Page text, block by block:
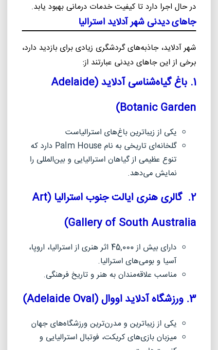
در حال اجرا دارد تا کیفیت خدمات درمانی بهبود یابد.
جاهای دیدنی شهر آدلاید استرالیا
شهر آدلاید، جاذبه‌های گردشگری زیادی برای بازدید دارد،
برخی از این جاهای دیدنی عبارتند از:
1. باغ گیاه‌شناسی آدلاید (
Adelaide
Botanic Garden
)
یکی از زیباترین باغ‌های استرالیاست
گلخانه‌ای تاریخی به نامPalm House دارد که
تنوع عظیمی از گیاهان استرالیایی و بین‌المللی را
نمایش می‌دهد.
2. گالری هنری ایالت جنوب استرالیا (
Art
Gallery of South Australia
)
دارای بیش از 45,000 اثر هنری از استرالیا، اروپا،
آسیا و بومی‌های استرالیا.
مناسب علاقه‌مندان به هنر و تاریخ فرهنگی.
3. ورزشگاه آدلاید اووال ( Adelaide Oval
)
یکی از زیباترین و مدرن‌ترین ورزشگاه‌های جهان
میزبان بازی‌های کریکت، فوتبال استرالیایی و